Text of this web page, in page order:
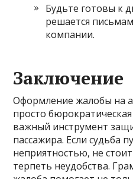
Будьте готовы к
решается
компании.
Заключение
Оформление жалобы на
просто
важный инструмент
пассажира. Если судьба
неприятностью, не
терпеть неудобства.